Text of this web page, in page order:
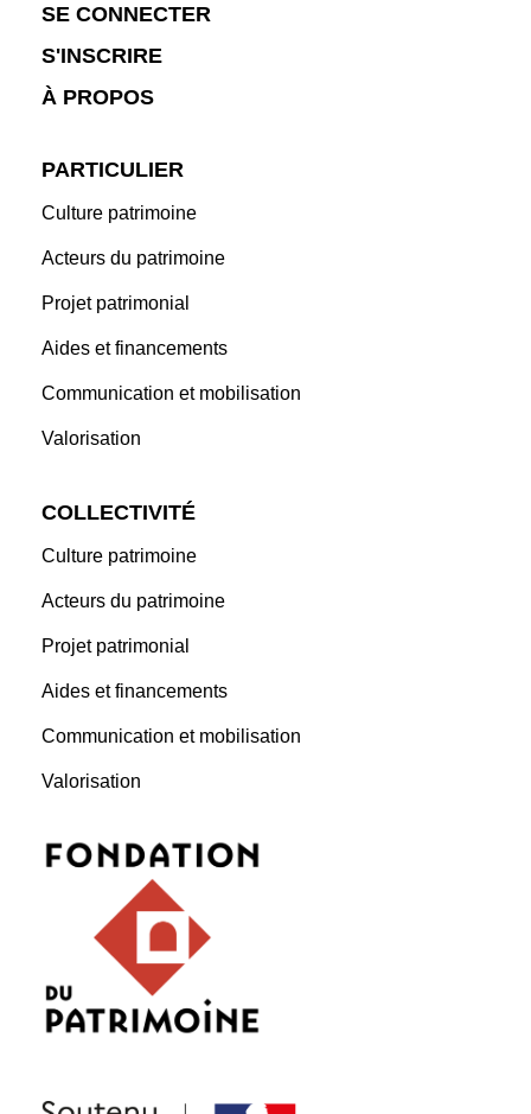
SE CONNECTER
S'INSCRIRE
À PROPOS
PARTICULIER
Culture patrimoine
Acteurs du patrimoine
Projet patrimonial
Aides et financements
Communication et mobilisation
Valorisation
COLLECTIVITÉ
Culture patrimoine
Acteurs du patrimoine
Projet patrimonial
Aides et financements
Communication et mobilisation
Valorisation